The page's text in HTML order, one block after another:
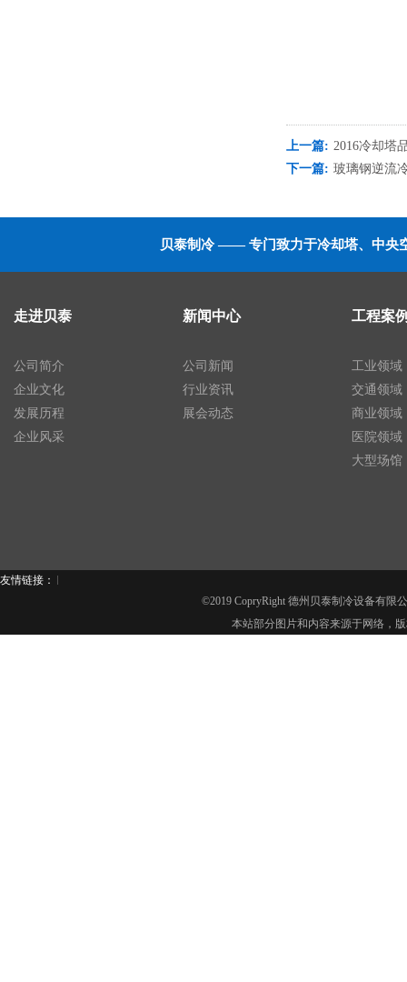
上一篇: 2016冷却塔
下一篇: 玻璃钢逆流
贝泰制冷 —— 专门致力于冷却塔、中央
走进贝泰
公司简介
企业文化
发展历程
企业风采
新闻中心
公司新闻
行业资讯
展会动态
工程案
工业领域
交通领域
商业领域
医院领域
大型场馆
友情链接：
©2019 CopryRight 德州贝泰制冷设备有限
本站部分图片和内容来源于网络，